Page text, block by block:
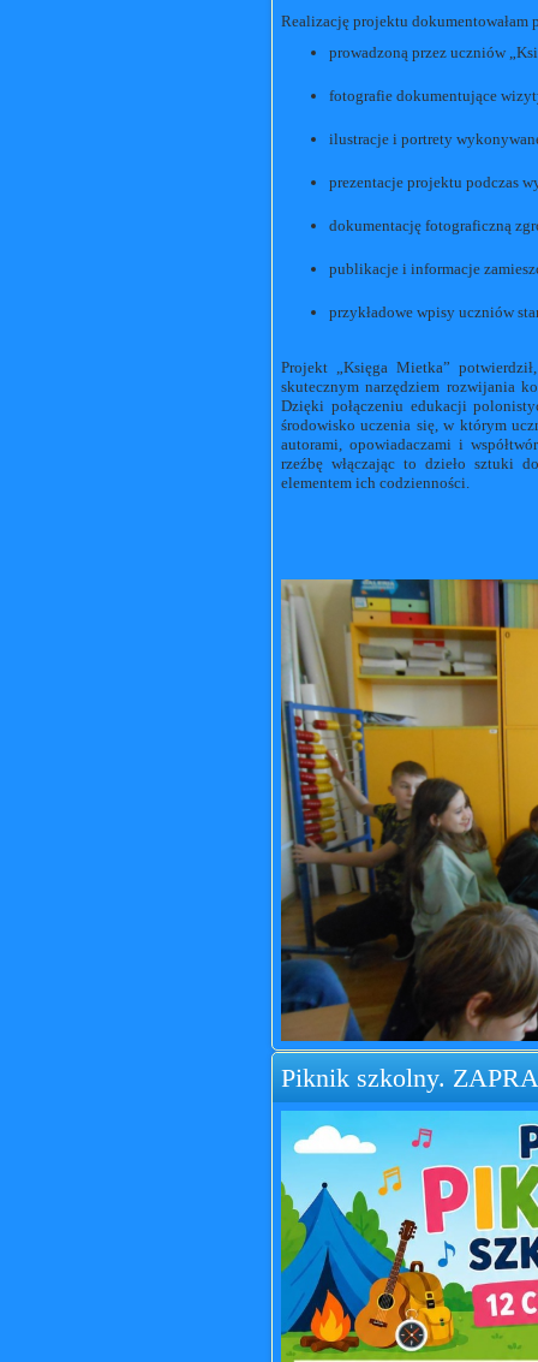
Realizację projektu dokumentowałam
prowadzoną przez uczniów
fotografie dokumentujące
ilustracje i portrety
prezentacje projektu podczas
dokumentację fotograficzną
publikacje i informacje
przykładowe wpisy uczniów
Projekt „Księga Mietka”
skutecznym narzędziem rozwijania
Dzięki połączeniu edukacji
środowisko uczenia się, w którym
autorami, opowiadaczami i
rzeźbę włączając to dzieło sztuki
elementem ich codzienności.
Piknik szkolny.